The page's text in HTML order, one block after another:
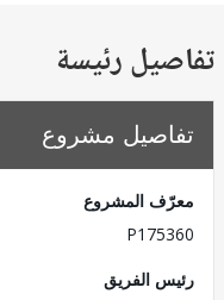
رئيسة
مشروع
المشروع
الفريق